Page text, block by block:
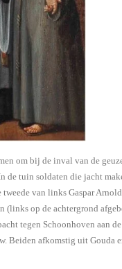
om bij de inval van de
de tuin soldaten die jacht
van links Gaspar
(links op de achtergrond
tegen Schoonhoven aan
Beiden afkomstig uit Gouda